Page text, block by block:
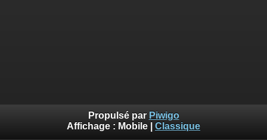
Propulsé par Piwigo
Affichage : Mobile Classique